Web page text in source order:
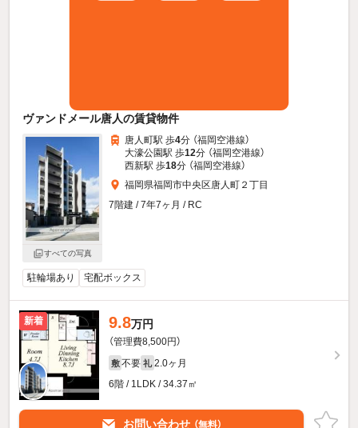
ヴァンドメール唐人の賃貸物件
すべての写真
唐人町駅 歩4分 （福岡空港線）
大濠公園駅 歩12分 （福岡空港線）
西新駅 歩18分 （福岡空港線）
福岡県福岡市中央区唐人町２丁目
7階建 / 7年7ヶ月 / RC
駐輪場あり 宅配ボックス
新着 9.8万円
（管理費8,500円）
敷 不要 礼 2.0ヶ月
6階 / 1LDK / 34.37㎡
お問い合わせ （無料）